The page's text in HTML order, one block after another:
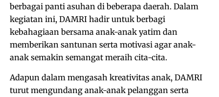
berbagai panti asuhan di beberapa daerah. Dalam
kegiatan ini, DAMRI hadir untuk berbagi
kebahagiaan bersama anak-anak yatim dan
memberikan santunan serta motivasi agar anak-
anak semakin semangat meraih cita-cita.
Adapun dalam mengasah kreativitas anak, DAMRI
turut mengundang anak-anak pelanggan serta